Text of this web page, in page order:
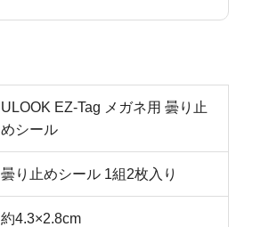
ULOOK EZ-Tag メガネ用 曇り止
めシール
曇り止めシール 1組2枚入り
約4.3×2.8cm